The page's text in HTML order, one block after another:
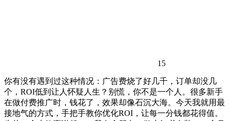
15
你有没有遇到过这种情况：广告费烧了好几千，订单却没几
个，ROI低到让人怀疑人生？别慌，你不是一个人。很多新手
在做付费推广时，钱花了，效果却像石沉大海。今天我就用最
接地气的方式，手把手教你优化ROI，让每一分钱都花得值。